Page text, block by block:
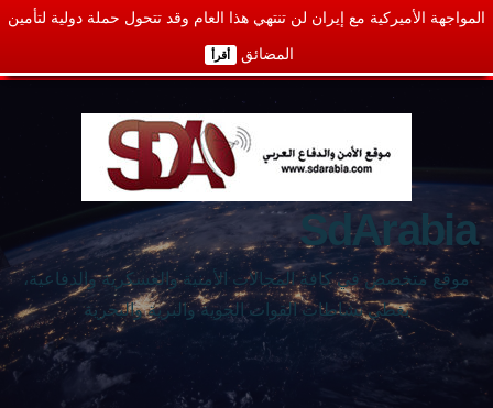
المواجهة الأميركية مع إيران لن تنتهي هذا العام وقد تتحول حملة دولية لتأمين
المضائق أقرأ
SdArabia
موقع متخصص في كافة المجالات الأمنية والعسكرية والدفاعية،
يغطي نشاطات القوات الجوية والبرية والبحرية